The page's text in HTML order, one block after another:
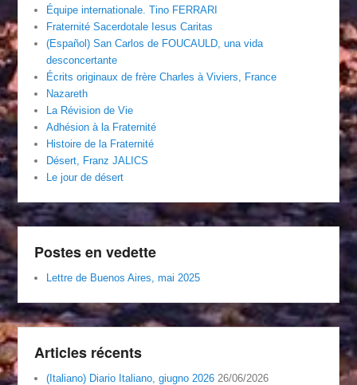
Équipe internationale. Tino FERRARI
Fraternité Sacerdotale Iesus Caritas
(Español) San Carlos de FOUCAULD, una vida
desconcertante
Écrits originaux de frère Charles à Viviers, France
Nazareth
La Révision de Vie
Adhésion à la Fraternité
Histoire de la Fraternité
Désert, Franz JALICS
Le jour de désert
Postes en vedette
Lettre de Buenos Aires, mai 2025
Articles récents
(Italiano) Diario Italiano, giugno 2026 26/06/2026